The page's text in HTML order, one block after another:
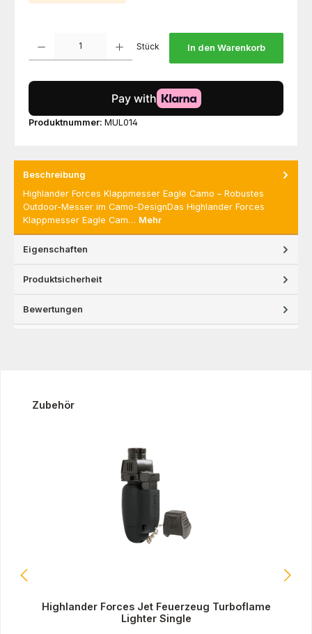
Stück In den Warenkorb
Produktnummer: MUL014
Beschreibung
Highlander Forces Klappmesser Eagle Camo – Robustes
Outdoor-Messer im Camo-DesignDas Highlander Forces
Klappmesser Eagle Cam… Mehr
Eigenschaften
Produktsicherheit
Bewertungen
Produktgalerie überspringen
Zubehör
Highlander Forces Jet Feuerzeug Turboflame
Lighter Single